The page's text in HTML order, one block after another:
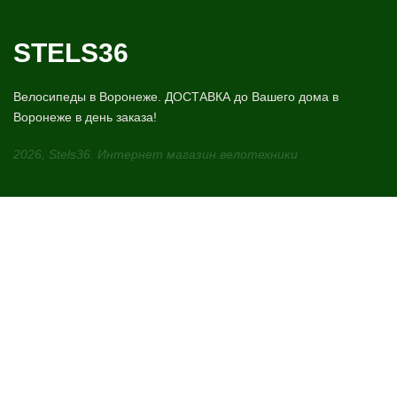
STELS36
Велосипеды в Воронеже. ДОСТАВКА до Вашего дома в
Воронеже в день заказа!
2026, Stels36. Интернет магазин велотехники